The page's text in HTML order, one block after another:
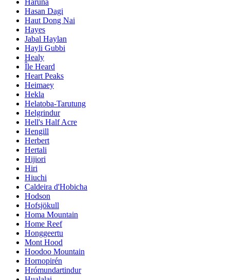
Hasan Dagi
Haut Dong Nai
Hayes
Jabal Haylan
Hayli Gubbi
Healy
Île Heard
Heart Peaks
Heimaey
Hekla
Helatoba-Tarutung
Helgrindur
Hell's Half Acre
Hengill
Herbert
Hertali
Hijiori
Hiri
Hiuchi
Caldeira d'Hobicha
Hodson
Hofsjökull
Homa Mountain
Home Reef
Honggeertu
Mont Hood
Hoodoo Mountain
Hornopirén
Hrómundartindur